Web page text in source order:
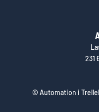
231
© Automation i